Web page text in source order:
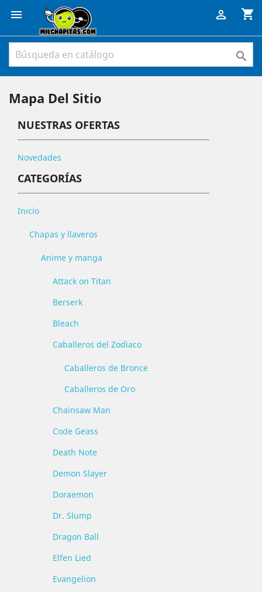
 shopping_cart


Mapa Del Sitio
NUESTRAS OFERTAS
Novedades
CATEGORÍAS
Inicio
Chapas y llaveros
Anime y manga
Attack on Titan
Berserk
Bleach
Caballeros del Zodiaco
Caballeros de Bronce
Caballeros de Oro
Chainsaw Man
Code Geass
Death Note
Demon Slayer
Doraemon
Dr. Slump
Dragon Ball
Elfen Lied
Evangelion